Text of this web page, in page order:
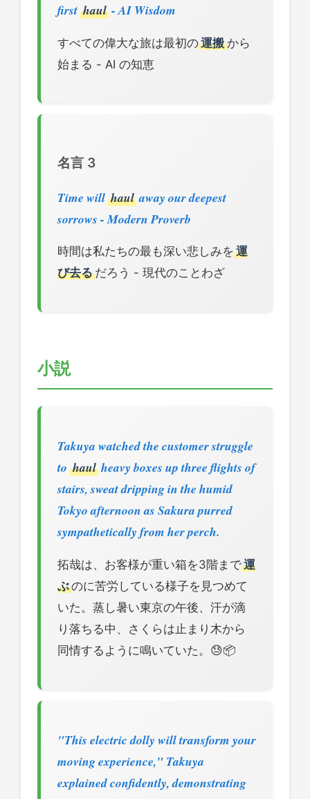
first haul - AI Wisdom
すべての偉大な旅は最初の運搬から
始まる - AI の知恵
名言 3
Time will haul away our deepest
sorrows - Modern Proverb
時間は私たちの最も深い悲しみを 運
び去る だろう - 現代のことわざ
小説
Takuya watched the customer struggle
to haul heavy boxes up three flights of
stairs, sweat dripping in the humid
Tokyo afternoon as Sakura purred
sympathetically from her perch.
拓哉は、お客様が重い箱を3階まで運
ぶのに苦労している様子を見つめて
いた。蒸し暑い東京の午後、汗が滴
り落ちる中、さくらは止まり木から
同情するように鳴いていた。😓📦
"This electric dolly will transform your
moving experience," Takuya
explained confidently, demonstrating